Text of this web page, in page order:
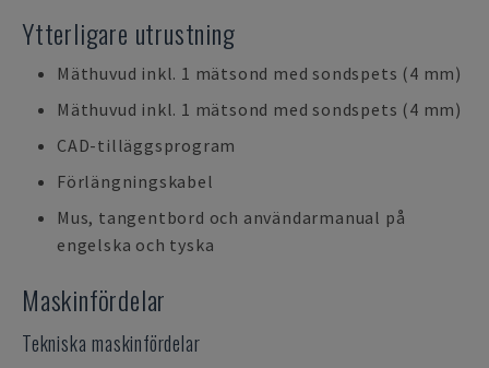
Ytterligare utrustning
Mäthuvud inkl. 1 mätsond med sondspets (4 mm)
Mäthuvud inkl. 1 mätsond med sondspets (4 mm)
CAD-tilläggsprogram
Förlängningskabel
Mus, tangentbord och användarmanual på
engelska och tyska
Maskinfördelar
Tekniska maskinfördelar